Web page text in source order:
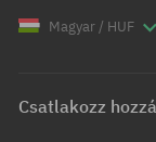
Magyar / HUF
Csatlakozz